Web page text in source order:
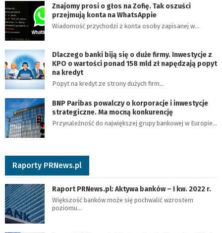
Znajomy prosi o głos na Zofię. Tak oszuści
przejmują konta na WhatsAppie
Wiadomość przychodzi z konta osoby zapisanej w…
Dlaczego banki biją się o duże firmy. Inwestycje z
KPO o wartości ponad 158 mld zł napędzają popyt
na kredyt
Popyt na kredyt ze strony dużych firm…
BNP Paribas powalczy o korporacje i inwestycje
strategiczne. Ma mocną konkurencję
Przynależność do największej grupy bankowej w Europie…
Raporty PRNews.pl
Raport PRNews.pl: Aktywa banków – I kw. 2022 r.
Większość banków może się pochwalić wzrostem
poziomu…